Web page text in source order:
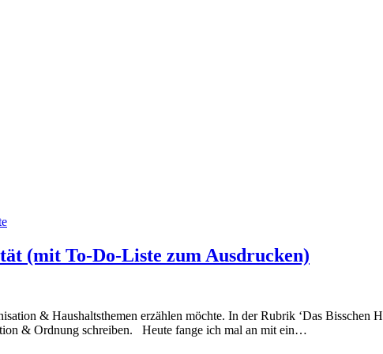
(mit To-Do-Liste zum Ausdrucken)
& Haushaltsthemen erzählen möchte. In der Rubrik ‘Das Bisschen
& Ordnung schreiben. Heute fange ich mal an mit ein…